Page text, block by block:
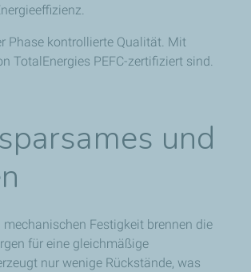
Phase kontrollierte Qualität. Mit
TotalEnergies PEFC-zertifiziert sind.
und
Festigkeit brennen die
für eine gleichmäßige
nur wenige Rückstände, was